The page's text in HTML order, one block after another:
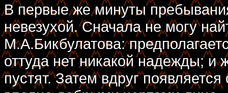
В первые же минуты
невезухой. Сначала не могу
М.А.Бикбулатова:
оттуда нет никакой надежды; и
пустят. Затем вдруг